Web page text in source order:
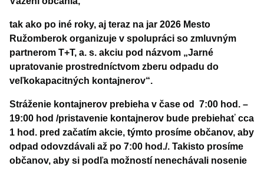
tak ako po iné roky, aj teraz na jar 2026 Mesto
Ružomberok organizuje v spolupráci so zmluvným
partnerom T+T, a. s. akciu pod názvom „Jarné
upratovanie prostredníctvom zberu odpadu do
veľkokapacitných kontajnerov“.
Stráženie kontajnerov prebieha v čase od 7:00 hod. –
19:00 hod /pristavenie kontajnerov bude prebiehať cca
1 hod. pred začatím akcie, týmto prosíme občanov, aby
odpad odovzdávali až po 7:00 hod./. Takisto prosíme
občanov, aby si podľa možností nenechávali nosenie